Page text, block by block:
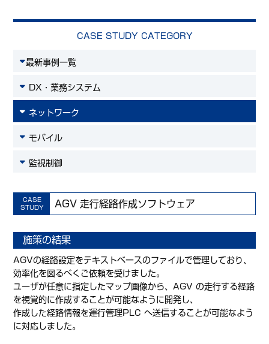
CASE STUDY CATEGORY
最新事例一覧
DX・業務システム
ネットワーク
モバイル
監視制御
CASE
STUDY
AGV 走行経路作成ソフトウェア
施策の結果
AGVの経路設定をテキストベースのファイルで管理しており、
効率化を図るべくご依頼を受けました。
ユーザが任意に指定したマップ画像から、AGV の走行する経路
を視覚的に作成することが可能なように開発し、
作成した経路情報を運行管理PLC へ送信することが可能なよう
に対応しました。